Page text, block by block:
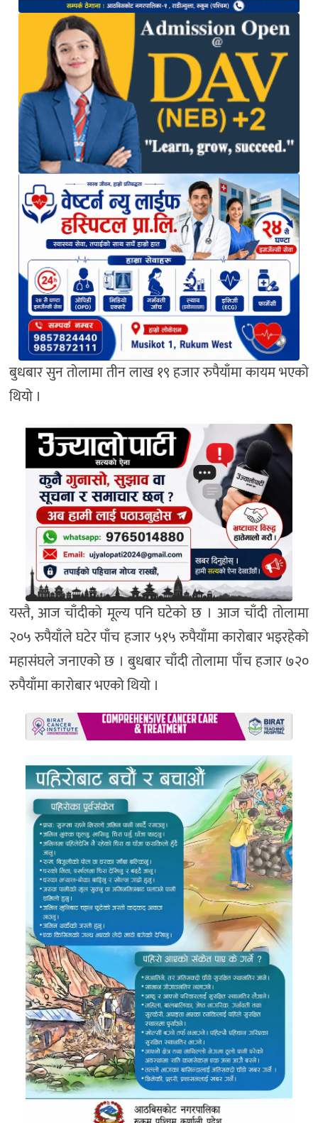
बुधबार सुन तोलामा तीन लाख १९ हजार रुपैयाँमा कायम भएको
थियो ।
यस्तै, आज चाँदीको मूल्य पनि घटेको छ । आज चाँदी तोलामा
२०५ रुपैयाँले घटेर पाँच हजार ५१५ रुपैयाँमा कारोबार भइरहेको
महासंघले जनाएको छ । बुधबार चाँदी तोलामा पाँच हजार ७२०
रुपैयाँमा कारोबार भएको थियो ।